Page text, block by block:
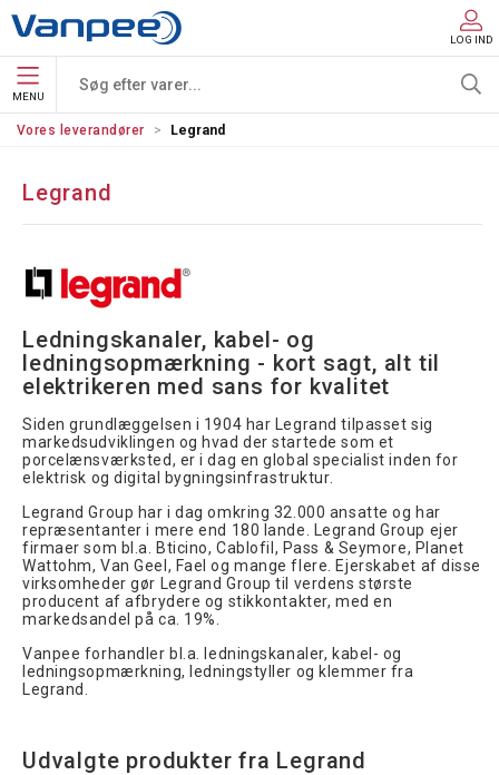
LOG IND
MENU
Vores leverandører Legrand
Legrand
Ledningskanaler, kabel- og
ledningsopmærkning - kort sagt, alt til
elektrikeren med sans for kvalitet
Siden grundlæggelsen i 1904 har Legrand tilpasset sig
markedsudviklingen og hvad der startede som et
porcelænsværksted, er i dag en global specialist inden for
elektrisk og digital bygningsinfrastruktur.
Legrand Group har i dag omkring 32.000 ansatte og har
repræsentanter i mere end 180 lande. Legrand Group ejer
firmaer som bl.a. Bticino, Cablofil, Pass & Seymore, Planet
Wattohm, Van Geel, Fael og mange flere. Ejerskabet af disse
virksomheder gør Legrand Group til verdens største
producent af afbrydere og stikkontakter, med en
markedsandel på ca. 19%.
Vanpee forhandler bl.a. ledningskanaler, kabel- og
ledningsopmærkning, ledningstyller og klemmer fra
Legrand.
Udvalgte produkter fra Legrand